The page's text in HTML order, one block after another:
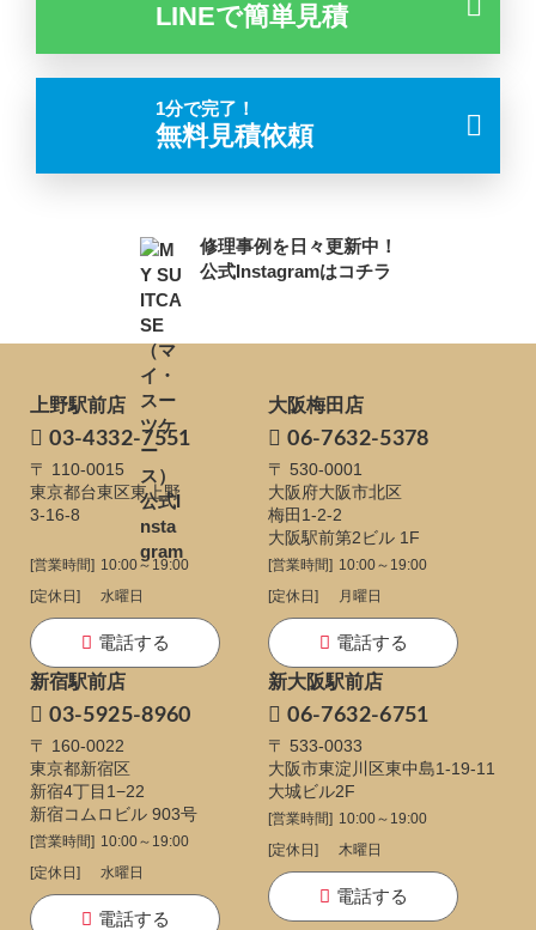
LINEで簡単見積
1分で完了！
無料見積依頼
修理事例を日々更新中！
公式Instagramはコチラ
上野駅前店
03-4332-7551
〒 110-0015
東京都台東区東上野
3-16-8
[営業時間] 10:00～19:00
[定休日]
水曜日
電話する
大阪梅田店
06-7632-5378
〒 530-0001
大阪府大阪市北区
梅田1-2-2
大阪駅前第2ビル 1F
[営業時間] 10:00～19:00
[定休日]
月曜日
電話する
新宿駅前店
03-5925-8960
〒 160-0022
東京都新宿区
新宿4丁目1−22
新宿コムロビル 903号
[営業時間] 10:00～19:00
[定休日]
水曜日
電話する
新大阪駅前店
06-7632-6751
〒 533-0033
大阪市東淀川区東中島1-19-11
大城ビル2F
[営業時間] 10:00～19:00
[定休日]
木曜日
電話する